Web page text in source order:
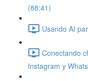
(88:41)
Usando AI
Conectando
Instagram y